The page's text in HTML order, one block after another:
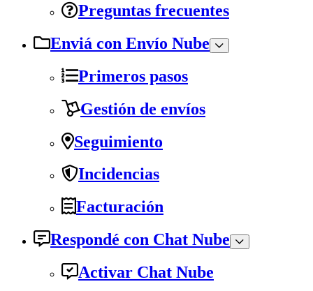
Preguntas frecuentes
Enviá con Envío Nube
Primeros pasos
Gestión de envíos
Seguimiento
Incidencias
Facturación
Respondé con Chat Nube
Activar Chat Nube